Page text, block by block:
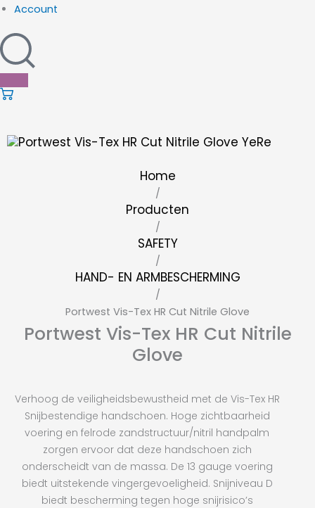
Account
Home
/
Producten
/
SAFETY
/
HAND- EN ARMBESCHERMING
/
Portwest Vis-Tex HR Cut Nitrile Glove
Portwest Vis-Tex HR Cut Nitrile
Glove
Verhoog de veiligheidsbewustheid met de Vis-Tex HR
Snijbestendige handschoen. Hoge zichtbaarheid
voering en felrode zandstructuur/nitril handpalm
zorgen ervoor dat deze handschoen zich
onderscheidt van de massa. De 13 gauge voering
biedt uitstekende vingergevoeligheid. Snijniveau D
biedt bescherming tegen hoge snijrisico’s